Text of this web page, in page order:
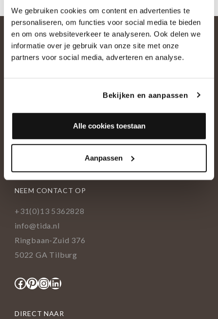
We gebruiken cookies om content en advertenties te
personaliseren, om functies voor social media te bieden
en om ons websiteverkeer te analyseren. Ook delen we
informatie over je gebruik van onze site met onze
partners voor social media, adverteren en analyse.
Bekijken en aanpassen
Alle cookies toestaan
Aanpassen
OVER ONS
Ons team
NEEM CONTACT OP
+31(0)13 5362828
info@tida.nl
Ringbaan-Zuid 376
5022 GA Tilburg
Facebook
Pinterest
Instagram
LinkedIn
DIRECT NAAR